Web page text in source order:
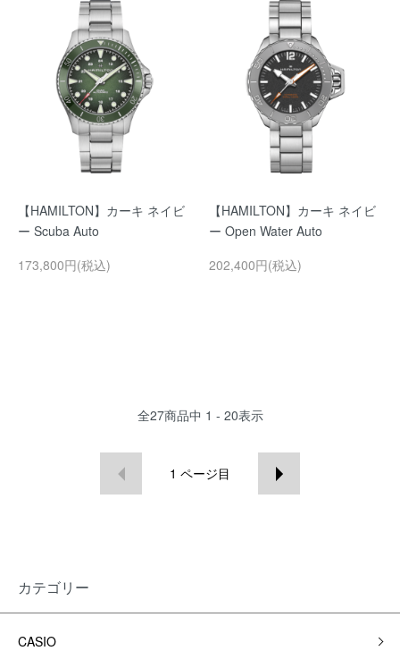
【HAMILTON】カーキ ネイビ
ー Scuba Auto
173,800円(税込)
【HAMILTON】カーキ ネイビ
ー Open Water Auto
202,400円(税込)
全27商品中 1 - 20表示
1 ページ目
カテゴリー
CASIO